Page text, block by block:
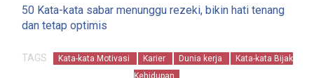
50 Kata-kata sabar menunggu rezeki, bikin hati tenang
dan tetap optimis
TAGS Kata-kata Motivasi Karier Dunia kerja
Kata-kata Bijak
Kehidupan